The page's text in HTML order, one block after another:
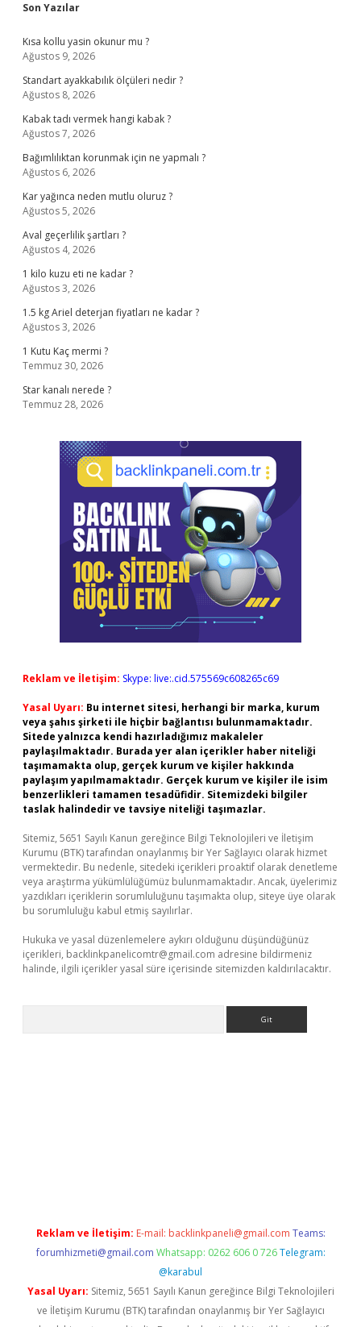
Sidebar
Son Yazılar
Kısa kollu yasin okunur mu ?
Ağustos 9, 2026
Standart ayakkabılık ölçüleri nedir ?
Ağustos 8, 2026
Kabak tadı vermek hangi kabak ?
Ağustos 7, 2026
Bağımlılıktan korunmak için ne yapmalı ?
Ağustos 6, 2026
Kar yağınca neden mutlu oluruz ?
Ağustos 5, 2026
Aval geçerlilik şartları ?
Ağustos 4, 2026
1 kilo kuzu eti ne kadar ?
Ağustos 3, 2026
1.5 kg Ariel deterjan fiyatları ne kadar ?
Ağustos 3, 2026
1 Kutu Kaç mermi ?
Temmuz 30, 2026
Star kanalı nerede ?
Temmuz 28, 2026
Reklam ve İletişim: Skype: live:.cid.575569c608265c69
Yasal Uyarı: Bu internet sitesi, herhangi bir marka, kurum
veya şahıs şirketi ile hiçbir bağlantısı bulunmamaktadır.
Sitede yalnızca kendi hazırladığımız makaleler
paylaşılmaktadır. Burada yer alan içerikler haber niteliği
taşımamakta olup, gerçek kurum ve kişiler hakkında
paylaşım yapılmamaktadır. Gerçek kurum ve kişiler ile isim
benzerlikleri tamamen tesadüfidir. Sitemizdeki bilgiler
taslak halindedir ve tavsiye niteliği taşımazlar.
Sitemiz, 5651 Sayılı Kanun gereğince Bilgi Teknolojileri ve İletişim
Kurumu (BTK) tarafından onaylanmış bir Yer Sağlayıcı olarak hizmet
vermektedir. Bu nedenle, sitedeki içerikleri proaktif olarak denetleme
veya araştırma yükümlülüğümüz bulunmamaktadır. Ancak, üyelerimiz
yazdıkları içeriklerin sorumluluğunu taşımakta olup, siteye üye olarak
bu sorumluluğu kabul etmiş sayılırlar.
Hukuka ve yasal düzenlemelere aykırı olduğunu düşündüğünüz
içerikleri, backlinkpanelicomtr@gmail.com adresine bildirmeniz
halinde, ilgili içerikler yasal süre içerisinde sitemizden kaldırılacaktır.
Reklam ve İletişim: E-mail: backlinkpaneli@gmail.com Teams:
forumhizmeti@gmail.com Whatsapp: 0262 606 0 726 Telegram:
@karabul
Yasal Uyarı: Sitemiz, 5651 Sayılı Kanun gereğince Bilgi Teknolojileri
ve İletişim Kurumu (BTK) tarafından onaylanmış bir Yer Sağlayıcı